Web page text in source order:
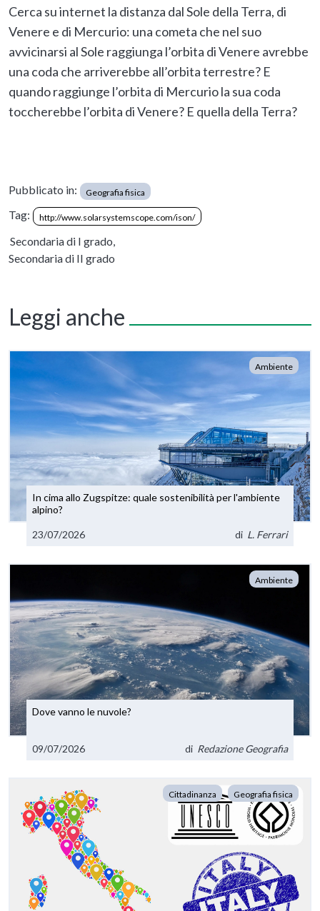
Cerca su internet la distanza dal Sole della Terra, di
Venere e di Mercurio: una cometa che nel suo
avvicinarsi al Sole raggiunga l’orbita di Venere avrebbe
una coda che arriverebbe all’orbita terrestre? E
quando raggiunge l’orbita di Mercurio la sua coda
toccherebbe l’orbita di Venere? E quella della Terra?
Pubblicato in: Geografia fisica
Tag: http://www.solarsystemscope.com/ison/
Secondaria di I grado,
Secondaria di II grado
Leggi anche
Ambiente
In cima allo Zugspitze: quale sostenibilità per l'ambiente
alpino?
23/07/2026 di L. Ferrari
Ambiente
Dove vanno le nuvole?
09/07/2026 di Redazione Geografia
Cittadinanza Geografia fisica